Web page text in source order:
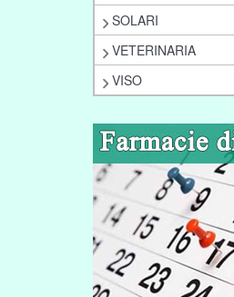
SOLARI
VETERINARIA
VISO